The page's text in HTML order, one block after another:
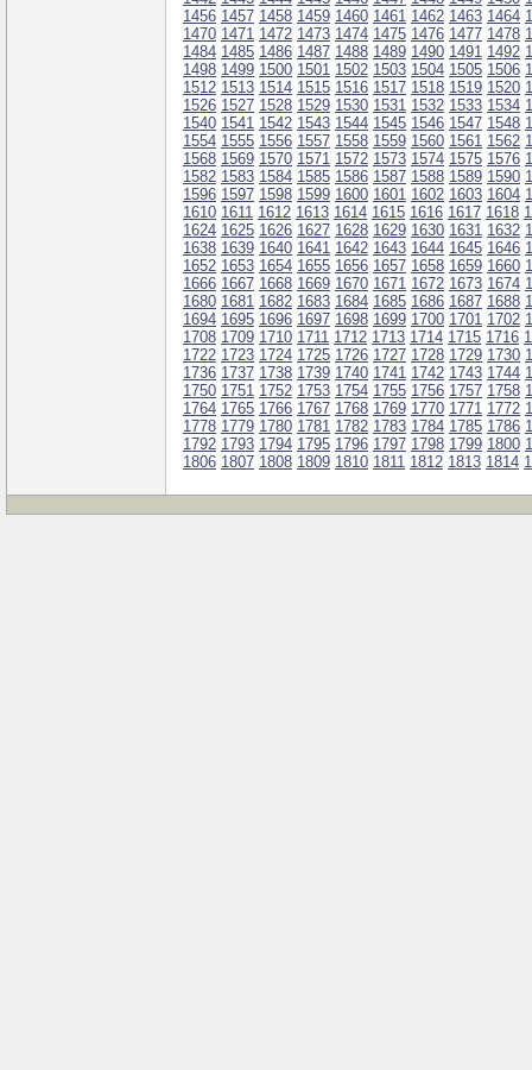
1456 1457 1458 1459 1460 1461 1462 1463 1464
1470 1471 1472 1473 1474 1475 1476 1477 1478
1484 1485 1486 1487 1488 1489 1490 1491 1492
1498 1499 1500 1501 1502 1503 1504 1505 1506
1512 1513 1514 1515 1516 1517 1518 1519 1520
1526 1527 1528 1529 1530 1531 1532 1533 1534
1540 1541 1542 1543 1544 1545 1546 1547 1548
1554 1555 1556 1557 1558 1559 1560 1561 1562
1568 1569 1570 1571 1572 1573 1574 1575 1576
1582 1583 1584 1585 1586 1587 1588 1589 1590
1596 1597 1598 1599 1600 1601 1602 1603 1604
1610 1611 1612 1613 1614 1615 1616 1617 1618
1624 1625 1626 1627 1628 1629 1630 1631 1632
1638 1639 1640 1641 1642 1643 1644 1645 1646
1652 1653 1654 1655 1656 1657 1658 1659 1660
1666 1667 1668 1669 1670 1671 1672 1673 1674
1680 1681 1682 1683 1684 1685 1686 1687 1688
1694 1695 1696 1697 1698 1699 1700 1701 1702
1708 1709 1710 1711 1712 1713 1714 1715 1716
1722 1723 1724 1725 1726 1727 1728 1729 1730
1736 1737 1738 1739 1740 1741 1742 1743 1744
1750 1751 1752 1753 1754 1755 1756 1757 1758
1764 1765 1766 1767 1768 1769 1770 1771 1772
1778 1779 1780 1781 1782 1783 1784 1785 1786
1792 1793 1794 1795 1796 1797 1798 1799 1800
1806 1807 1808 1809 1810 1811 1812 1813 1814